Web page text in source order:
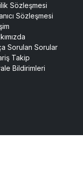
Sözleşmesi
Sözleşmesi
Sorulan Sorular
Takip
Bildirimleri